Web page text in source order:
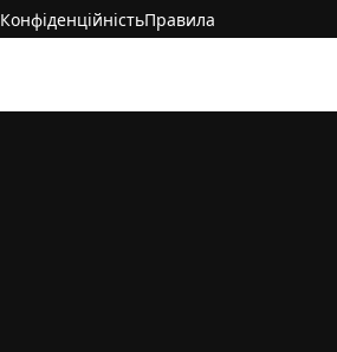
КонфіденційністьПравила